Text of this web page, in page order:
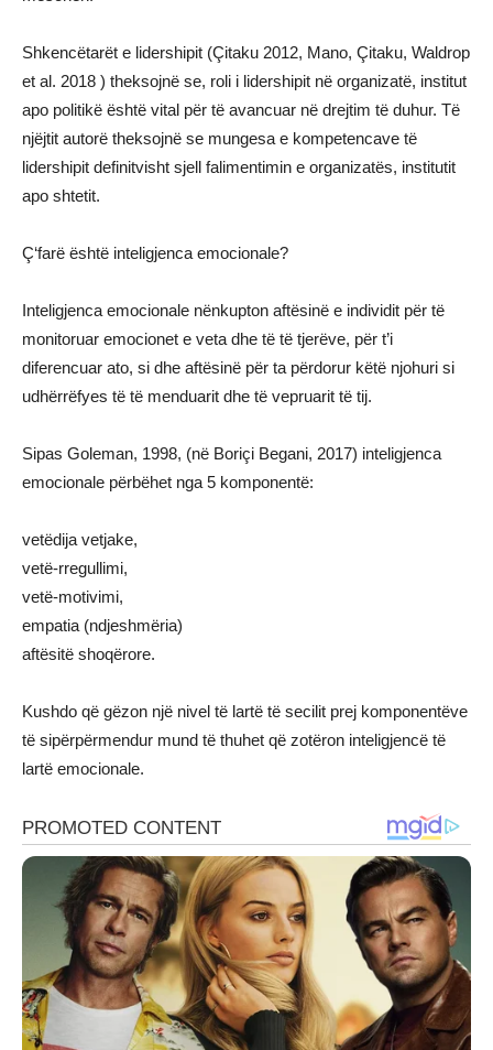
Shkencëtarët e lidershipit (Çitaku 2012, Mano, Çitaku, Waldrop
et al. 2018 ) theksojnë se, roli i lidershipit në organizatë, institut
apo politikë është vital për të avancuar në drejtim të duhur. Të
njëjtit autorë theksojnë se mungesa e kompetencave të
lidershipit definitvisht sjell falimentimin e organizatës, institutit
apo shtetit.
Ç‘farë është inteligjenca emocionale?
Inteligjenca emocionale nënkupton aftësinë e individit për të
monitoruar emocionet e veta dhe të të tjerëve, për t’i
diferencuar ato, si dhe aftësinë për ta përdorur këtë njohuri si
udhërrëfyes të të menduarit dhe të vepruarit të tij.
Sipas Goleman, 1998, (në Boriçi Begani, 2017) inteligjenca
emocionale përbëhet nga 5 komponentë:
vetëdija vetjake,
vetë-rregullimi,
vetë-motivimi,
empatia (ndjeshmëria)
aftësitë shoqërore.
Kushdo që gëzon një nivel të lartë të secilit prej komponentëve
të sipërpërmendur mund të thuhet që zotëron inteligjencë të
lartë emocionale.